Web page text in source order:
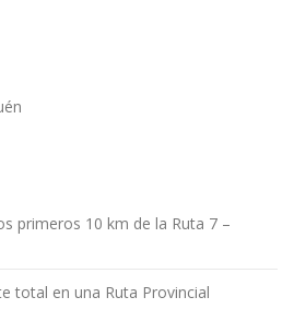
primeros 10 km de la Ruta 7 –
total en una Ruta Provincial